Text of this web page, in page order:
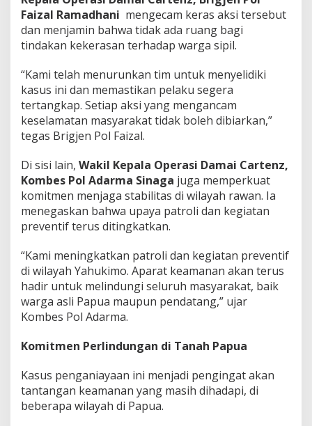
Faizal Ramadhani mengecam keras aksi tersebut
dan menjamin bahwa tidak ada ruang bagi
tindakan kekerasan terhadap warga sipil.
“Kami telah menurunkan tim untuk menyelidiki
kasus ini dan memastikan pelaku segera
tertangkap. Setiap aksi yang mengancam
keselamatan masyarakat tidak boleh dibiarkan,”
tegas Brigjen Pol Faizal.
Di sisi lain, Wakil Kepala Operasi Damai Cartenz,
Kombes Pol Adarma Sinaga juga memperkuat
komitmen menjaga stabilitas di wilayah rawan. Ia
menegaskan bahwa upaya patroli dan kegiatan
preventif terus ditingkatkan.
“Kami meningkatkan patroli dan kegiatan preventif
di wilayah Yahukimo. Aparat keamanan akan terus
hadir untuk melindungi seluruh masyarakat, baik
warga asli Papua maupun pendatang,” ujar
Kombes Pol Adarma.
Komitmen Perlindungan di Tanah Papua
Kasus penganiayaan ini menjadi pengingat akan
tantangan keamanan yang masih dihadapi, di
beberapa wilayah di Papua.